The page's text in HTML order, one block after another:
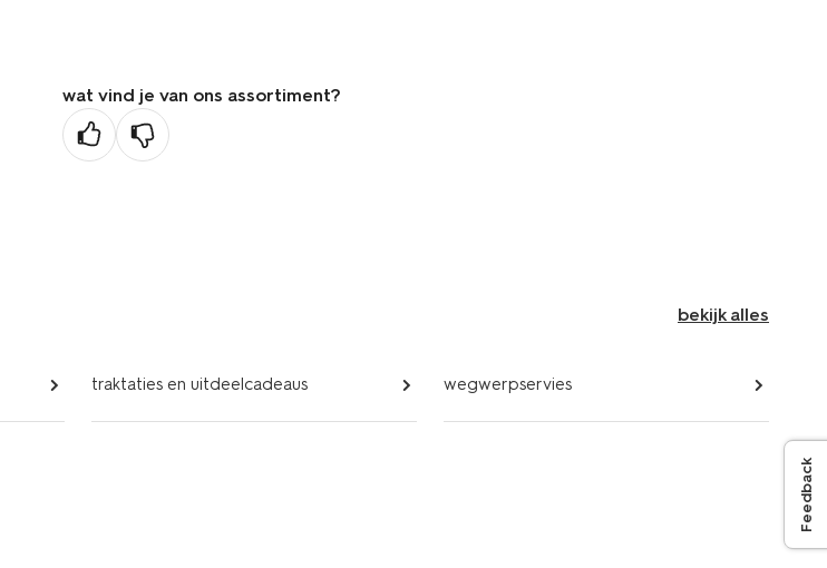
wat vind je van ons assortiment?
Feedback
bekijk alles
traktaties en uitdeelcadeaus wegwerpservies